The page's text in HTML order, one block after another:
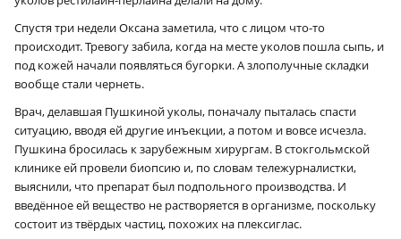
Спустя три недели Оксана заметила, что с лицом что-то
происходит. Тревогу забила, когда на месте уколов пошла сыпь, и
под кожей начали появляться бугорки. А злополучные складки
вообще стали чернеть.
Врач, делавшая Пушкиной уколы, поначалу пыталась спасти
ситуацию, вводя ей другие инъекции, а потом и вовсе исчезла.
Пушкина бросилась к зарубежным хирургам. В стокгольмской
клинике ей провели биопсию и, по словам тележурналистки,
выяснили, что препарат был подпольного производства. И
введённое ей вещество не растворяется в организме, поскольку
состоит из твёрдых частиц, похожих на плексиглас.